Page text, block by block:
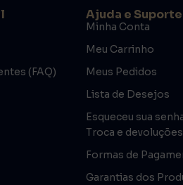
(FAQ)
Ajuda e Suporte
Minha Conta
Meu Carrinho
Meus Pedidos
Lista de Desejos
Esqueceu sua
Troca e
Formas de
Garantias dos